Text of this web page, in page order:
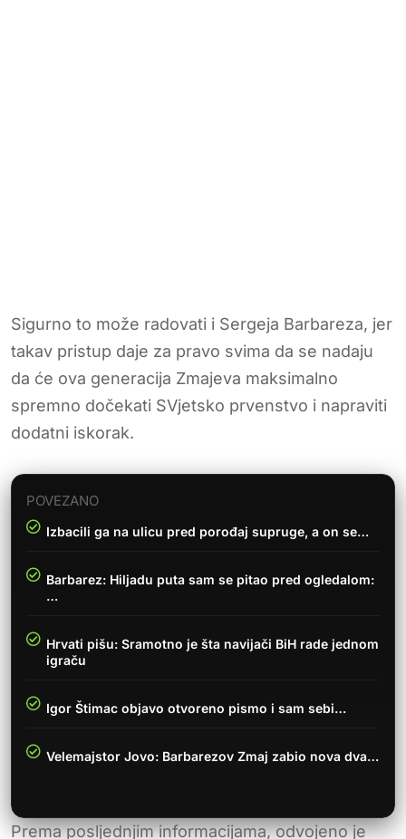
Sigurno to može radovati i Sergeja Barbareza, jer
takav pristup daje za pravo svima da se nadaju
da će ova generacija Zmajeva maksimalno
spremno dočekati SVjetsko prvenstvo i napraviti
dodatni iskorak.
POVEZANO
Izbacili ga na ulicu pred porođaj supruge, a on se…
Barbarez: Hiljadu puta sam se pitao pred ogledalom:
…
Hrvati pišu: Sramotno je šta navijači BiH rade jednom
igraču
Igor Štimac objavo otvoreno pismo i sam sebi…
Velemajstor Jovo: Barbarezov Zmaj zabio nova dva…
Prema posljednjim informacijama, odvojeno je